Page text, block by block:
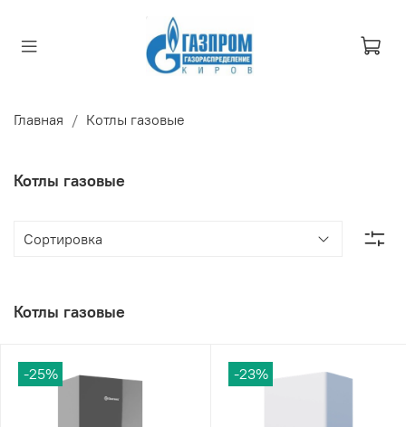
Главная Котлы газовые
Котлы газовые
Котлы газовые
-25% -23%